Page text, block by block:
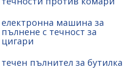
електронна машина за
пълнене с течност за
цигари
течен пълнител за бутилка